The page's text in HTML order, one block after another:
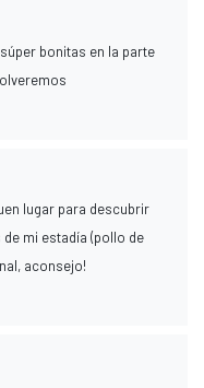
bonitas en la parte
lugar para descubrir
mi estadía (pollo de
aconsejo!